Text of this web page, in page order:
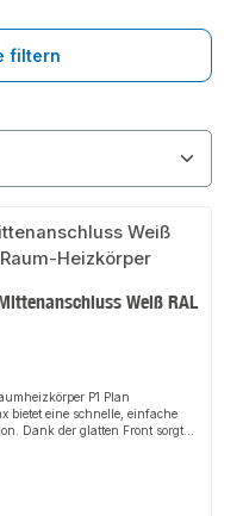
filtern
Weiß RAL
P1 Plan
bietet eine schnelle, einfache
Dank der glatten Front sorgt
und die einfache Montage
Wahl für jede
glatter OberflächeHohe